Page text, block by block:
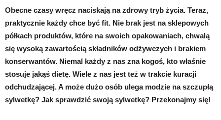
Obecne czasy wręcz naciskają na zdrowy tryb życia. Teraz,
praktycznie każdy chce być fit. Nie brak jest na sklepowych
półkach produktów, które na swoich opakowaniach, chwalą
się wysoką zawartością składników odżywczych i brakiem
konserwantów. Niemal każdy z nas zna kogoś, kto właśnie
stosuje jakąś dietę. Wiele z nas jest też w trakcie kuracji
odchudzającej. A może dużo osób ulega modzie na szczupłą
sylwetkę? Jak sprawdzić swoją sylwetkę? Przekonajmy się!